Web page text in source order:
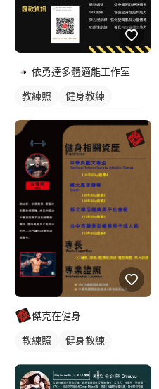
依勇達多體適能工作室
教練照
健身教練
傑克在健身
教練照
健身教練